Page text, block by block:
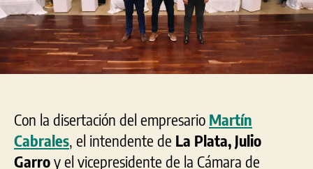
Platense”
Con la disertación del empresario Martín
Cabrales, el intendente de La Plata, Julio
Garroy el vicepresidente de la Cámara de